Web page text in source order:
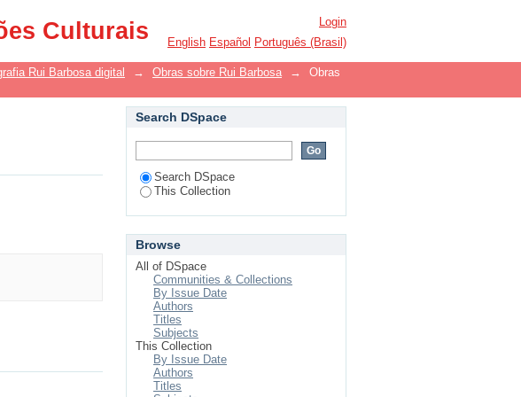
Culturais
Login
English Español Português (Brasil)
Rui Barbosa digital → Obras sobre Rui Barbosa →
Obras
Search DSpace
Search DSpace
This Collection
Browse
All of DSpace
Communities & Collections
By Issue Date
Authors
Titles
Subjects
This Collection
By Issue Date
Authors
Titles